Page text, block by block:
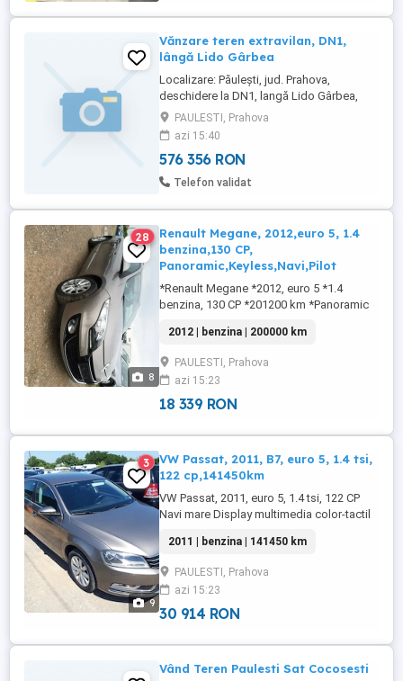
Vănzare teren extravilan, DN1,
lângă Lido Gârbea
Localizare: Păulești, jud. Prahova,
deschidere la DN1, langă Lido Gârbea,
Suprafață: 17.500 mp (26,7 m deschidere
DN1 x 654,6 m lungime), Categorie teren:
extravilan agricol, Utilități: energie
electrică, apă, gaze, Vecinătăți: Lido
Gârbea, Construcții pe teren: Nu sunt,
PAULESTI, Prahova
azi 15:40
576 356 RON
Telefon validat
8
28
Renault Megane, 2012,euro 5, 1.4
benzina,130 CP,
Panoramic,Keyless,Navi,Pilot
*Renault Megane *2012, euro 5 *1.4
benzina, 130 CP *201200 km *Panoramic
entry *Navigatie *Pilot automat *Jante
aliaj+anvelope iarna *Display multimedia
color *Day light automat *Senzori lumini-
ploaie *Parbriz încălzit *Senzori parcare
*Oglinzi electrice-incalzite *Comenzi ...
2012 | benzina | 200000 km
PAULESTI, Prahova
azi 15:23
18 339 RON
9
3
VW Passat, 2011, B7, euro 5, 1.4 tsi,
122 cp,141450km
VW Passat, 2011, euro 5, 1.4 tsi, 122 CP
Navi mare Display multimedia color-tactil
volan Senzori lumini-ploaie Senzori
parcare fata-spate 4 geamuri electrice
Lumini de zi Proiectoare ceata Jante aliaj
6+1 manual 2 chei, 141450 km PREȚ 6300.
PREȚ fix 5900
2011 | benzina | 141450 km
PAULESTI, Prahova
azi 15:23
30 914 RON
Vând Teren Paulesti Sat Cocosesti